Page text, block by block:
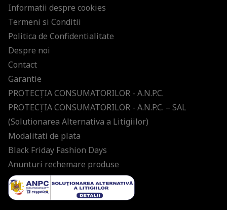
Informatii despre cookies
Termeni si Conditii
Politica de Confidentialitate
Despre noi
Contact
Garantie
PROTECŢIA CONSUMATORILOR - A.N.P.C.
PROTECŢIA CONSUMATORILOR - A.N.P.C. – SAL
(Solutionarea Alternativa a Litigiilor)
Modalitati de plata
Black Friday Fashion Days
Anunturi rechemare produse